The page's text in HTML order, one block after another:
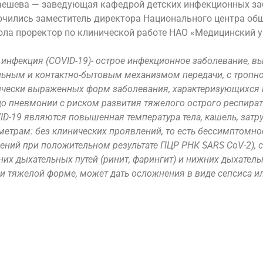
— заведующая кафедрой детских инфекционных
заместитель директора Национального центра
проректор по клинической работе НАО «Медицинский
(COVID-19)- острое инфекционное
и контактно-бытовым механизмом передачи, с
выраженных форм заболевания,
пневмонии с риском развития тяжелого острого
19 являются повышенная температура тела, кашель,
без клинических проявлений, то есть
при положительном результате ПЦР РНК SARS CoV-
дыхательных путей (ринит, фарингит) и нижних
тяжелой форме, может дать осложнения в виде сепсиса